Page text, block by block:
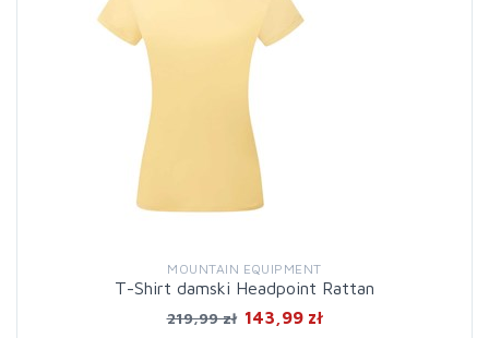
MOUNTAIN EQUIPMENT
T-Shirt damski Headpoint Rattan
219,99 zł 143,99 zł